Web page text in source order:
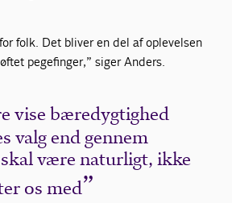
folk. Det bliver en del af oplevelsen
pegefinger,” siger Anders.
vise bæredygtighed
valg end gennem
være naturligt, ikke
os med